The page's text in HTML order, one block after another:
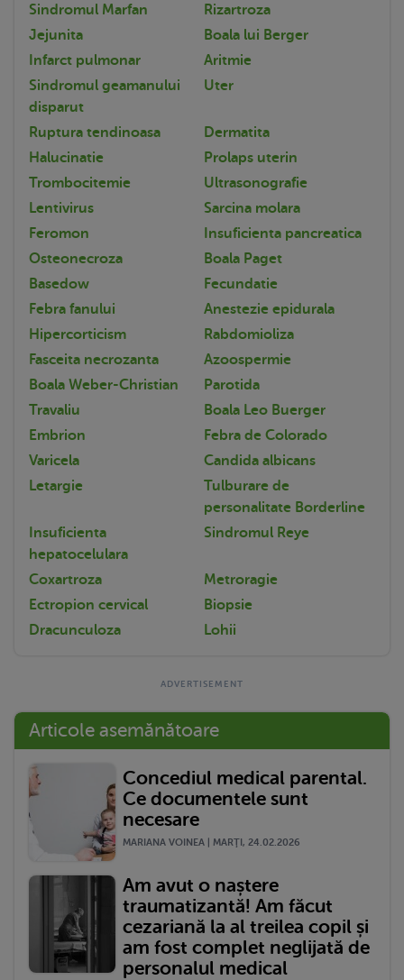
Sindromul Marfan
Rizartroza
Jejunita
Boala lui Berger
Infarct pulmonar
Aritmie
Sindromul geamanului
disparut
Uter
Ruptura tendinoasa
Dermatita
Halucinatie
Prolaps uterin
Trombocitemie
Ultrasonografie
Lentivirus
Sarcina molara
Feromon
Insuficienta pancreatica
Osteonecroza
Boala Paget
Basedow
Fecundatie
Febra fanului
Anestezie epidurala
Hipercorticism
Rabdomioliza
Fasceita necrozanta
Azoospermie
Boala Weber-Christian
Parotida
Travaliu
Boala Leo Buerger
Embrion
Febra de Colorado
Varicela
Candida albicans
Letargie
Tulburare de
personalitate Borderline
Insuficienta
hepatocelulara
Sindromul Reye
Coxartroza
Metroragie
Ectropion cervical
Biopsie
Dracunculoza
Lohii
Articole asemănătoare
Concediul medical parental.
Ce documentele sunt
necesare
MARIANA VOINEA | MARŢI, 24.02.2026
Am avut o naștere
traumatizantă! Am făcut
cezariană la al treilea copil și
am fost complet neglijată de
personalul medical